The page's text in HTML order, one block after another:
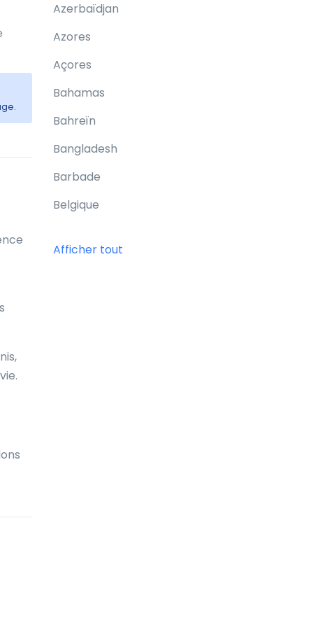
Azerbaïdjan
Azores
Açores
Bahamas
Bahreïn
Bangladesh
Barbade
Belgique
Afficher tout